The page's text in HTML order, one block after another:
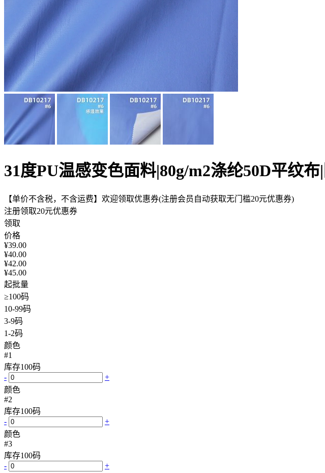
31度PU温感变色面料|80g/m2涤纶50D平纹
【单价不含税，不含运费】欢迎领取优惠券(注册会员自动获取无门槛20元优惠券)
注册领取20元优惠券
领取
价格
¥39.00
¥40.00
¥42.00
¥45.00
起批量
≥100码
10-99码
3-9码
1-2码
颜色
#1
库存100码
-
+
颜色
#2
库存100码
-
+
颜色
#3
库存100码
-
+